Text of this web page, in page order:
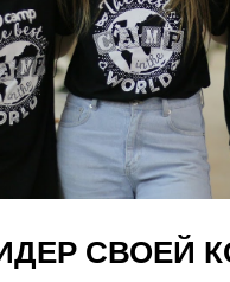
СВОЕЙ